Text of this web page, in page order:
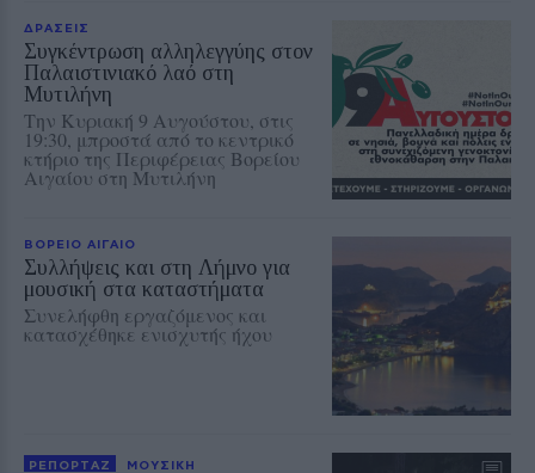
ΔΡΑΣΕΙΣ
Συγκέντρωση αλληλεγγύης στον
Παλαιστινιακό λαό στη
Μυτιλήνη
Την Κυριακή 9 Αυγούστου, στις
19:30, μπροστά από το κεντρικό
κτήριο της Περιφέρειας Βορείου
Αιγαίου στη Μυτιλήνη
ΒΟΡΕΙΟ ΑΙΓΑΙΟ
Συλλήψεις και στη Λήμνο για
μουσική στα καταστήματα
Συνελήφθη εργαζόμενος και
κατασχέθηκε ενισχυτής ήχου
ΡΕΠΟΡΤΑΖ ΜΟΥΣΙΚΗ